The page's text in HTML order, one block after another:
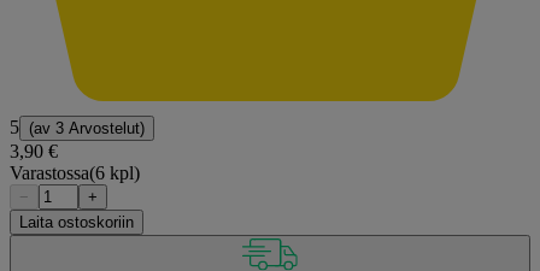
5 (av 3 Arvostelut)
3,90 €
Varastossa(6 kpl)
−
+
Laita ostoskoriin